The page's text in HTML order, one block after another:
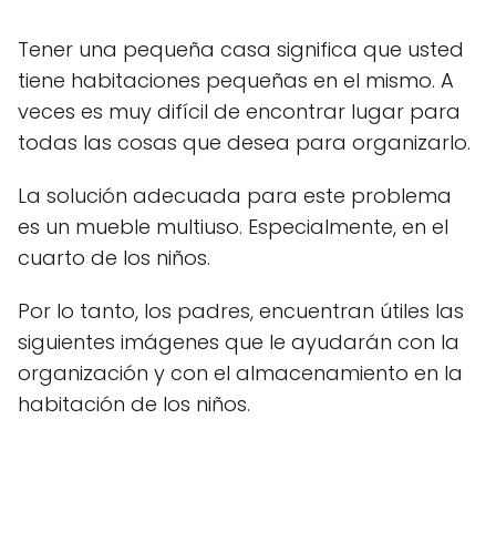
Tener una pequeña casa significa que usted
tiene habitaciones pequeñas en el mismo. A
veces es muy difícil de encontrar lugar para
todas las cosas que desea para organizarlo.
La solución adecuada para este problema
es un mueble multiuso. Especialmente, en el
cuarto de los niños.
Por lo tanto, los padres, encuentran útiles las
siguientes imágenes que le ayudarán con la
organización y con el almacenamiento en la
habitación de los niños.